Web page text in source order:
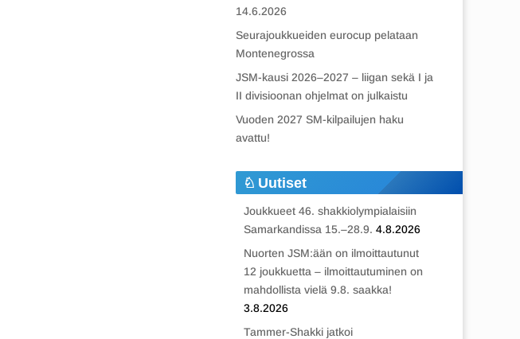
14.6.2026
Seurajoukkueiden eurocup pelataan
Montenegrossa
JSM-kausi 2026–2027 – liigan sekä I ja
II divisioonan ohjelmat on julkaistu
Vuoden 2027 SM-kilpailujen haku
avattu!
Uutiset
Joukkueet 46. shakkiolympialaisiin
Samarkandissa 15.–28.9. 4.8.2026
Nuorten JSM:ään on ilmoittautunut
12 joukkuetta – ilmoittautuminen on
mahdollista vielä 9.8. saakka!
3.8.2026
Tammer-Shakki jatkoi